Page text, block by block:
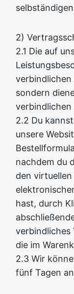
2)
2.1 Die auf
verbindlichen
sondern
2.2 Du
unsere
nachdem du
den
hast, durch
verbindliches
die im
2.3 Wir
fünf Tagen